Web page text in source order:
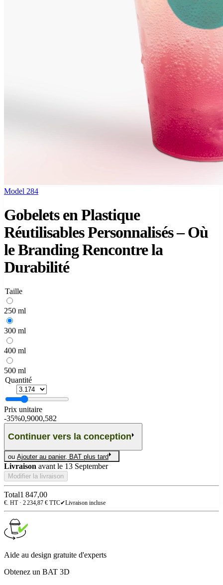
Model 284
Gobelets en Plastique
Réutilisables Personnalisés – Où
le Branding Rencontre la
Durabilité
Taille
250 ml
300 ml
400 ml
500 ml
Quantité
Prix unitaire
-35%0,9000,582
Continuer vers la conception
ou Ajouter au panier, BAT plus tard
Livraison avant le 13 September
Modifier la livraison
Total1 847,00
€. HT · 2 234,87 € TTC✔Livraison incluse
Aide au design gratuite d'experts
Obtenez un BAT 3D